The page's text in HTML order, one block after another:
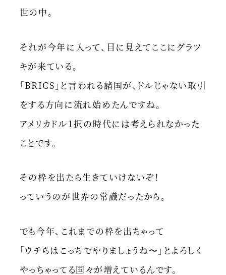
世の中。
それが今年に入って、目に見えてここにグラツ
キが来ている。
「BRICS」と言われる諸国が、ドルじゃない取引
をする方向に流れ始めたんですね。
アメリカドル１択の時代には考えられなかった
ことです。
その枠を出たら生きていけないぞ！
っていうのが世界の常識だったから。
でも今年、これまでの枠を出ちゃって
「ウチらはこっちでやりましょうね〜」とよろしく
やっちゃってる国々が増えているんです。